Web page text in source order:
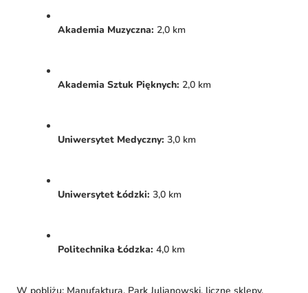
Akademia Muzyczna: 2,0 km
Akademia Sztuk Pięknych: 2,0 km
Uniwersytet Medyczny: 3,0 km
Uniwersytet Łódzki: 3,0 km
Politechnika Łódzka: 4,0 km